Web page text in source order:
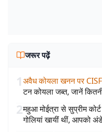
जरूर पढ़ें
1अवैध कोयला खनन पर CISF
टन कोयला जब्त, जानें
2महुआ मोईत्रा से सुप्रीम
गोलियां खायीं थीं, आपको